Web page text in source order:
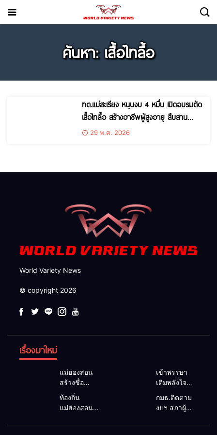
ค้นหา: เสื้อไทลื้อ
ทต.แม่สะเรียง หนุนงบ 4 หมื่น เปิดอบรมตัด
เสื้อไทลื้อ สร้างอาชีพผู้สูงอายุ สืบสาน
หัตถกรรมไทใหญ่สู่ตลาดออนไลน์
29 พ.ค. 2026
World Variety News
© copyright 2026
เรื่องมาใหม่
แม่ฮ่องสอน
สร้างชื่อ
มหาดไทย
ประกาศผล
“กำนัน-ผู้ใหญ่
บ้านยอด
เข้าพรรษา
เติมพลังใจ
บ้านโป่งนอก
จัดปฏิบัติ
ธรรม สืบสาน
ท้องถิ่น
แม่ฮ่องสอน
ประชาชน นา
กมธ.ติดตาม
งบฯ สภาผู้
แม่สะเรียง ถก